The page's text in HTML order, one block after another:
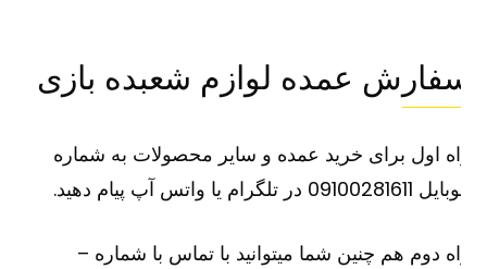
عمده لوازم شعبده بازی
اول برای خرید عمده و سایر محصولات به شماره
در تلگرام یا واتس آپ پیام دهید.
دوم هم چنین شما میتوانید با تماس با شماره –